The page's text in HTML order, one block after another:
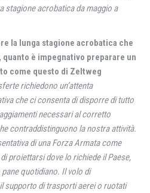
stagione acrobatica da maggio a
la lunga stagione acrobatica che
quanto è impegnativo preparare un
come questo di Zeltweg
richiedono un’attenta
che ci consenta di disporre di tutto
necessari al corretto
contraddistinguono la nostra attività.
di una Forza Armata come
proiettarsi dove lo richiede il Paese,
quotidiano. Il volo di
supporto di trasporti aerei o ruotati